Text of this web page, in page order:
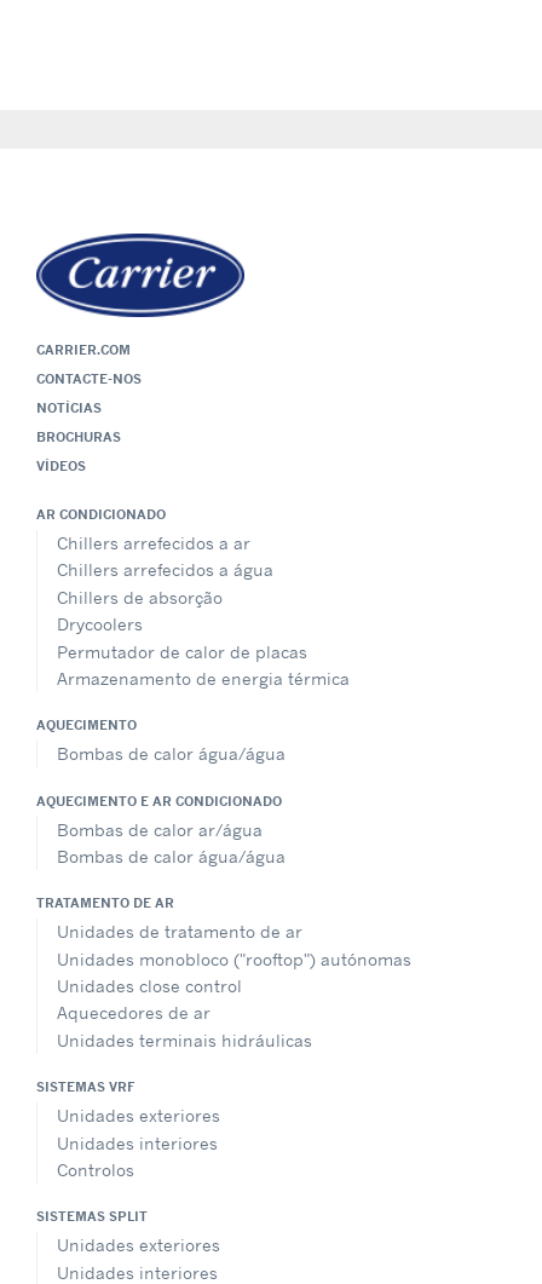
CARRIER.COM
CONTACTE-NOS
NOTÍCIAS
BROCHURAS
VÍDEOS
AR CONDICIONADO
Chillers arrefecidos a ar
Chillers arrefecidos a água
Chillers de absorção
Drycoolers
Permutador de calor de placas
Armazenamento de energia térmica
AQUECIMENTO
Bombas de calor água/água
AQUECIMENTO E AR CONDICIONADO
Bombas de calor ar/água
Bombas de calor água/água
TRATAMENTO DE AR
Unidades de tratamento de ar
Unidades monobloco ("rooftop") autónomas
Unidades close control
Aquecedores de ar
Unidades terminais hidráulicas
SISTEMAS VRF
Unidades exteriores
Unidades interiores
Controlos
SISTEMAS SPLIT
Unidades exteriores
Unidades interiores